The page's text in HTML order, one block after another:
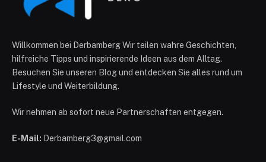
Willkommen bei Derbamberg Wir teilen wahre Geschichten,
hilfreiche Tipps und inspirierende Ideen aus dem Alltag.
Besuchen Sie unseren Blog und entdecken Sie alles rund um
Lifestyle und Weiterbildung.
Wir nehmen ab sofort neue Partnerschaften entgegen.
E-Mail: Derbamberg3@gmail.com